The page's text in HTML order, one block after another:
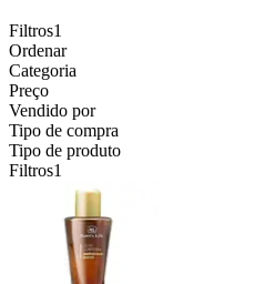
Filtros1
Ordenar
Categoria
Preço
Vendido por
Tipo de compra
Tipo de produto
Filtros1